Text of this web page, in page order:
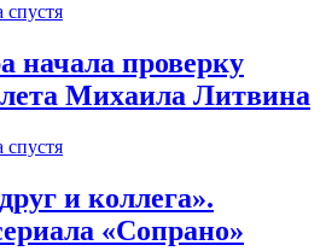
спустя
начала проверку
Михаила Литвина
спустя
и коллега».
«Сопрано»